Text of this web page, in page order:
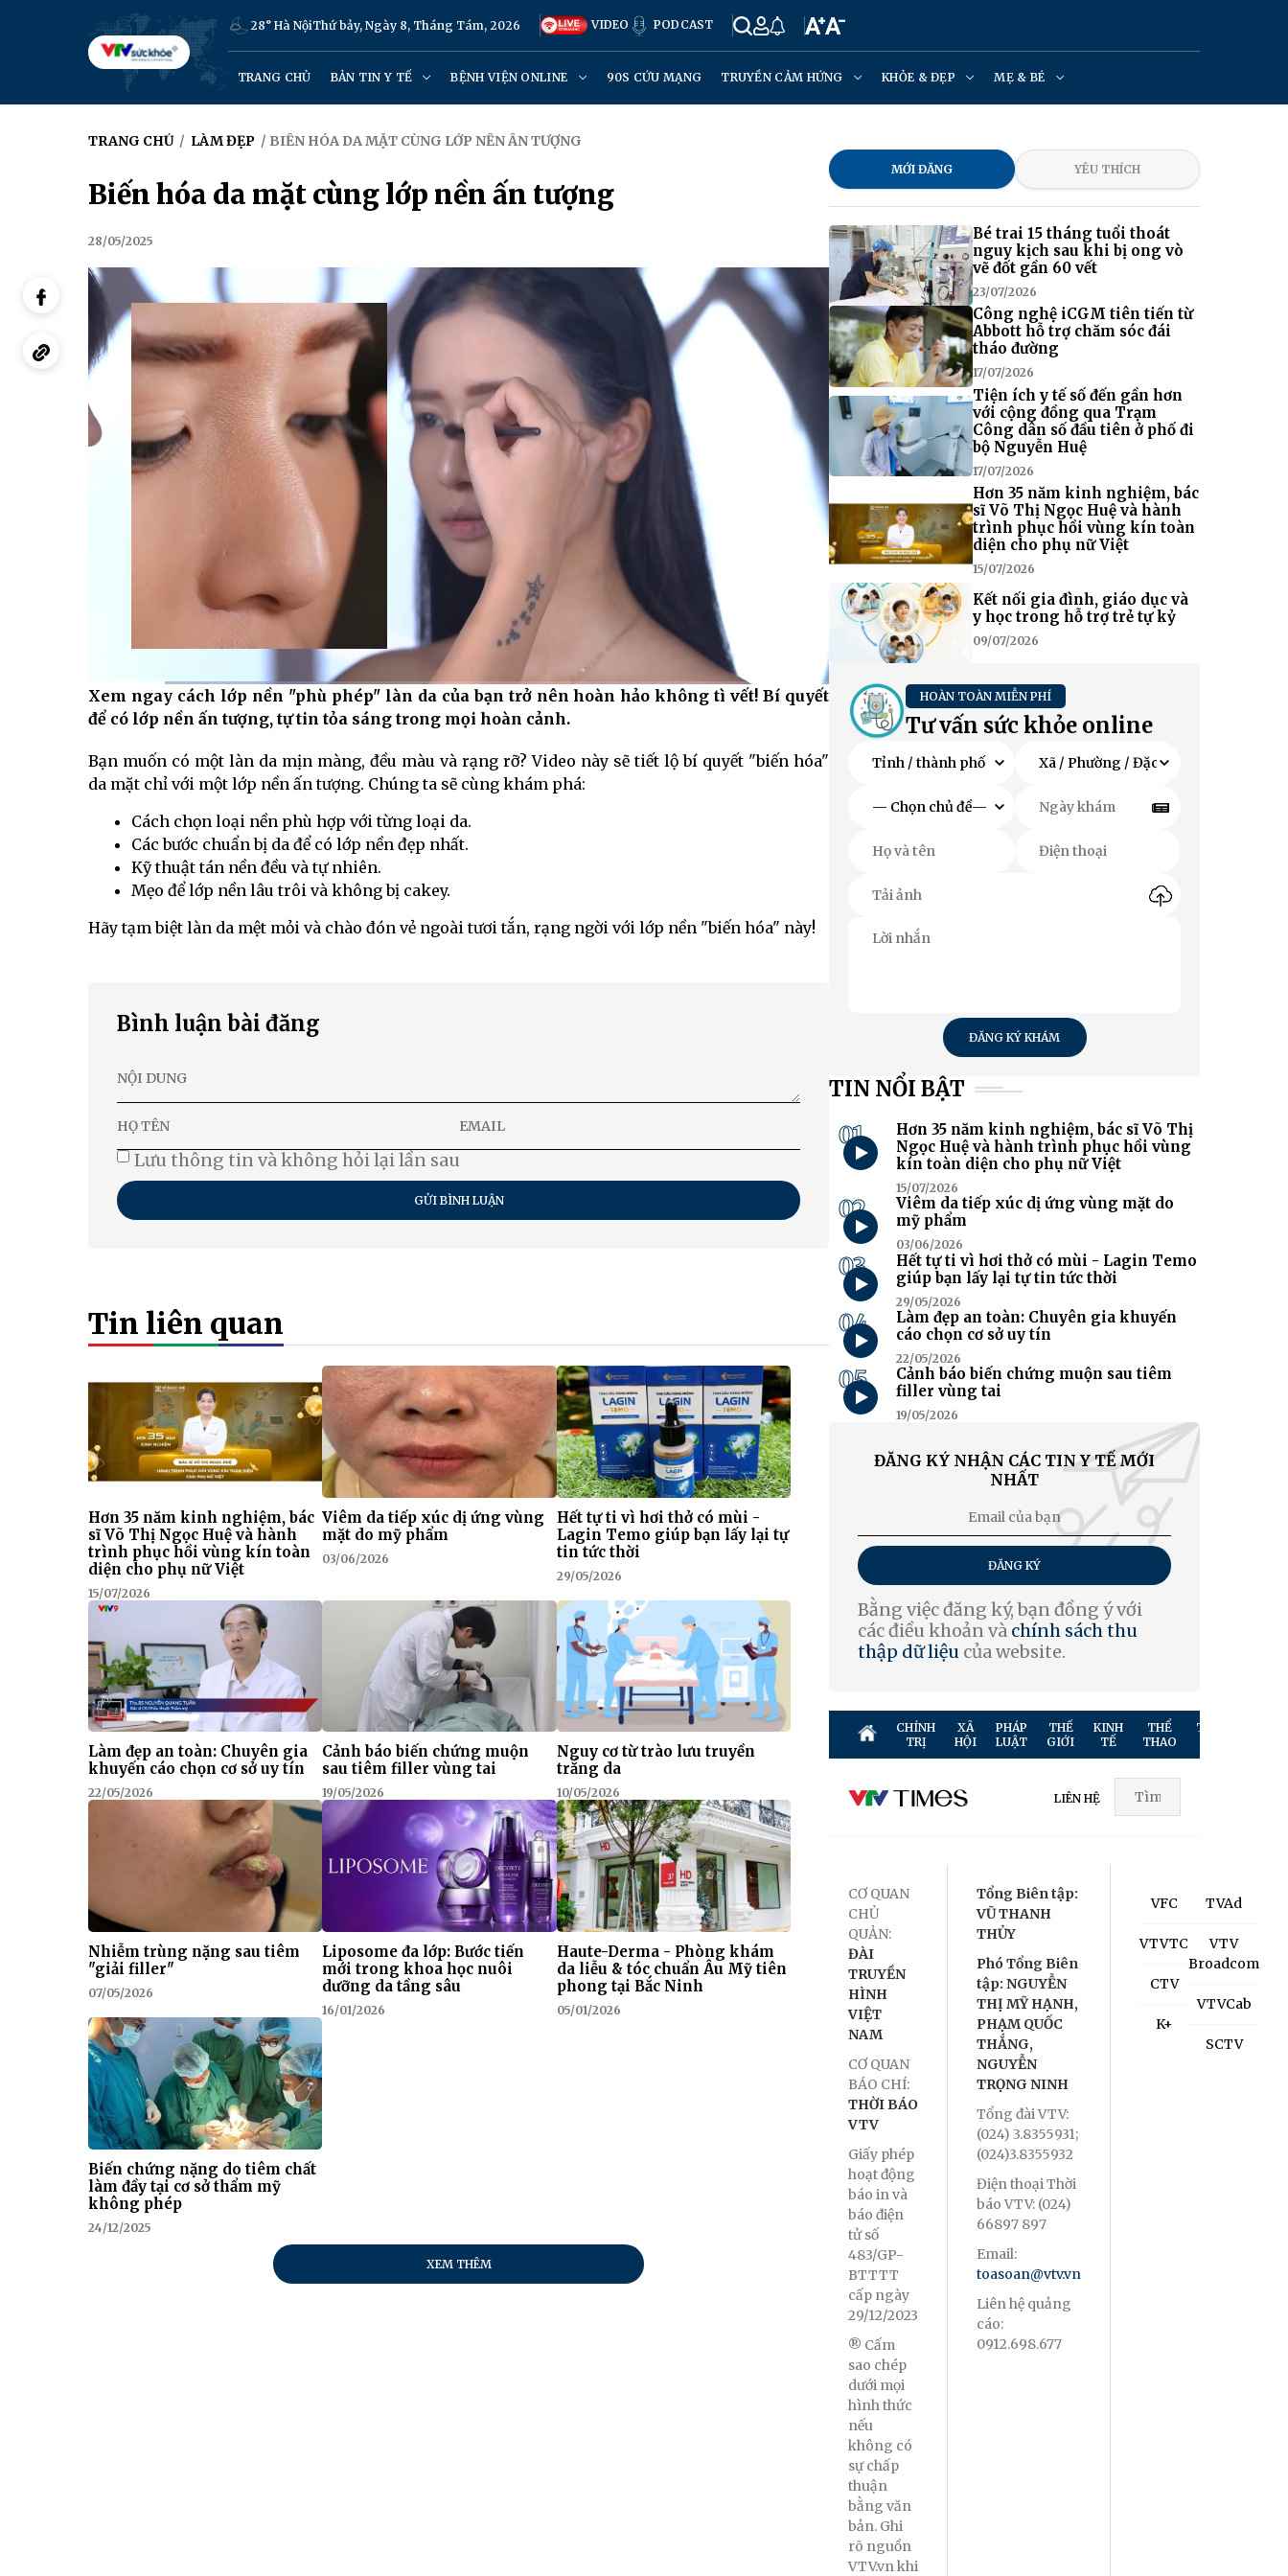
28° Hà NộiThứ bảy, Ngày 8, Tháng Tám, 2026 VIDEO PODCAST
TRANG CHỦ BẢN TIN Y TẾ BỆNH VIỆN ONLINE 90S CỨU MẠNG TRUYỀN CẢM HỨNG KHỎE & ĐẸP MẸ & BÉ
TRANG CHỦ / LÀM ĐẸP / BIẾN HÓA DA MẶT CÙNG LỚP NỀN ẤN TƯỢNG
Biến hóa da mặt cùng lớp nền ấn tượng
28/05/2025
Current
Time
0:14 / Duration
2:09 HD Auto
Xem ngay cách lớp nền "phù phép" làn da của bạn trở nên hoàn hảo không tì vết! Bí quyết
để có lớp nền ấn tượng, tự tin tỏa sáng trong mọi hoàn cảnh.
Bạn muốn có một làn da mịn màng, đều màu và rạng rỡ? Video này sẽ tiết lộ bí quyết "biến hóa"
da mặt chỉ với một lớp nền ấn tượng. Chúng ta sẽ cùng khám phá:
Cách chọn loại nền phù hợp với từng loại da.
Các bước chuẩn bị da để có lớp nền đẹp nhất.
Kỹ thuật tán nền đều và tự nhiên.
Mẹo để lớp nền lâu trôi và không bị cakey.
Hãy tạm biệt làn da mệt mỏi và chào đón vẻ ngoài tươi tắn, rạng ngời với lớp nền "biến hóa" này!
Bình luận bài đăng
Lưu thông tin và không hỏi lại lần sau
GỬI BÌNH LUẬN
Tin liên quan
Hơn 35 năm kinh nghiệm, bác
sĩ Võ Thị Ngọc Huệ và hành
trình phục hồi vùng kín toàn
diện cho phụ nữ Việt
15/07/2026
Viêm da tiếp xúc dị ứng vùng
mặt do mỹ phẩm
03/06/2026
Hết tự ti vì hơi thở có mùi -
Lagin Temo giúp bạn lấy lại tự
tin tức thời
29/05/2026
Làm đẹp an toàn: Chuyên gia
khuyến cáo chọn cơ sở uy tín
22/05/2026
Cảnh báo biến chứng muộn
sau tiêm filler vùng tai
19/05/2026
Nguy cơ từ trào lưu truyền
trắng da
10/05/2026
Nhiễm trùng nặng sau tiêm
"giải filler"
07/05/2026
Liposome đa lớp: Bước tiến
mới trong khoa học nuôi
dưỡng da tầng sâu
16/01/2026
Haute-Derma - Phòng khám
da liễu & tóc chuẩn Âu Mỹ tiên
phong tại Bắc Ninh
05/01/2026
Biến chứng nặng do tiêm chất
làm đầy tại cơ sở thẩm mỹ
không phép
24/12/2025
XEM THÊM
MỚI ĐĂNG YÊU THÍCH
Bé trai 15 tháng tuổi thoát
nguy kịch sau khi bị ong vò
vẽ đốt gần 60 vết
23/07/2026
Công nghệ iCGM tiên tiến từ
Abbott hỗ trợ chăm sóc đái
tháo đường
17/07/2026
Tiện ích y tế số đến gần hơn
với cộng đồng qua Trạm
Công dân số đầu tiên ở phố đi
bộ Nguyễn Huệ
17/07/2026
Hơn 35 năm kinh nghiệm, bác
sĩ Võ Thị Ngọc Huệ và hành
trình phục hồi vùng kín toàn
diện cho phụ nữ Việt
15/07/2026
Kết nối gia đình, giáo dục và
y học trong hỗ trợ trẻ tự kỷ
09/07/2026
HOÀN TOÀN MIỄN PHÍ
Tư vấn sức khỏe online
ĐĂNG KÝ KHÁM
TIN NỔI BẬT
01
Hơn 35 năm kinh nghiệm, bác sĩ Võ Thị
Ngọc Huệ và hành trình phục hồi vùng
kín toàn diện cho phụ nữ Việt
15/07/2026
02
Viêm da tiếp xúc dị ứng vùng mặt do
mỹ phẩm
03/06/2026
03
Hết tự ti vì hơi thở có mùi - Lagin Temo
giúp bạn lấy lại tự tin tức thời
29/05/2026
04
Làm đẹp an toàn: Chuyên gia khuyến
cáo chọn cơ sở uy tín
22/05/2026
05
Cảnh báo biến chứng muộn sau tiêm
filler vùng tai
19/05/2026
ĐĂNG KÝ NHẬN CÁC TIN Y TẾ MỚI
NHẤT
ĐĂNG KÝ
Bằng việc đăng ký, bạn đồng ý với
các điều khoản và chính sách thu
thập dữ liệu của website.
CHÍNH
TRỊ
XÃ
HỘI
PHÁP
LUẬT
THẾ
GIỚI
KINH
TẾ
THỂ
THAO
TRUYỀN
LIÊN HỆ
CƠ QUAN
CHỦ
QUẢN:
ĐÀI
TRUYỀN
HÌNH
VIỆT
NAM
CƠ QUAN
BÁO CHÍ:
THỜI BÁO
VTV
Giấy phép
hoạt động
báo in và
báo điện
tử số
483/GP-
BTTTT
cấp ngày
29/12/2023
® Cấm
sao chép
dưới mọi
hình thức
nếu
không có
sự chấp
thuận
bằng văn
bản. Ghi
rõ nguồn
VTV.vn khi
Tổng Biên tập:
VŨ THANH
THỦY
Phó Tổng Biên
tập: NGUYỄN
THỊ MỸ HẠNH,
PHẠM QUỐC
THẮNG,
NGUYỄN
TRỌNG NINH
Tổng đài VTV:
(024) 3.8355931;
(024)3.8355932
Điện thoại Thời
báo VTV: (024)
66897 897
Email:
toasoan@vtv.vn
Liên hệ quảng
cáo:
0912.698.677
VFC
VTVTC
CTV
K+
TVAd
VTV
Broadcom
VTVCab
SCTV